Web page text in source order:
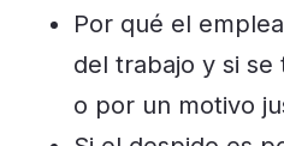
Por qué el
del trabajo y si
o por un motivo